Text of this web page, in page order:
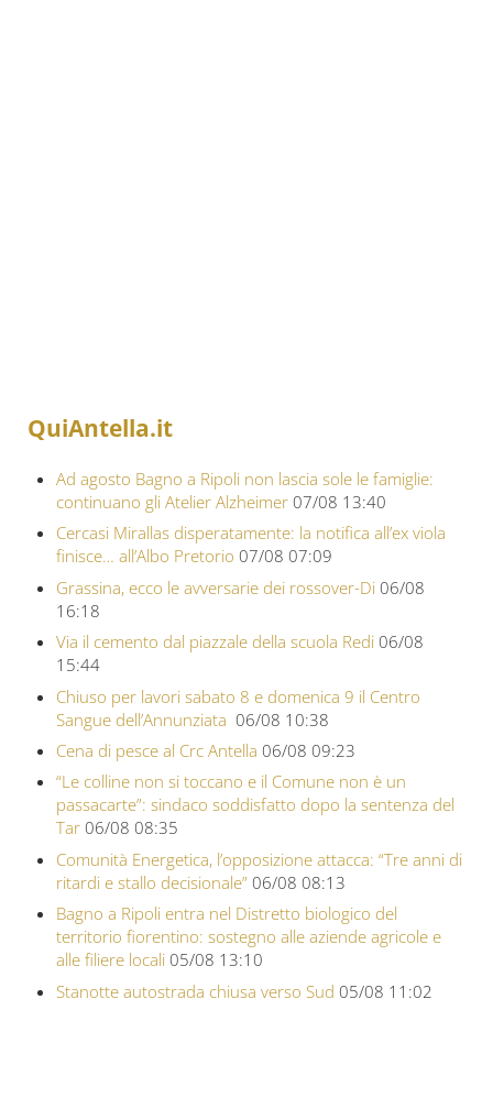
QuiAntella.it
Ad agosto Bagno a Ripoli non lascia sole le famiglie:
continuano gli Atelier Alzheimer 07/08 13:40
Cercasi Mirallas disperatamente: la notifica all’ex viola
finisce… all’Albo Pretorio 07/08 07:09
Grassina, ecco le avversarie dei rossover-Di 06/08
16:18
Via il cemento dal piazzale della scuola Redi 06/08
15:44
Chiuso per lavori sabato 8 e domenica 9 il Centro
Sangue dell’Annunziata 06/08 10:38
Cena di pesce al Crc Antella 06/08 09:23
“Le colline non si toccano e il Comune non è un
passacarte”: sindaco soddisfatto dopo la sentenza del
Tar 06/08 08:35
Comunità Energetica, l’opposizione attacca: “Tre anni di
ritardi e stallo decisionale” 06/08 08:13
Bagno a Ripoli entra nel Distretto biologico del
territorio fiorentino: sostegno alle aziende agricole e
alle filiere locali 05/08 13:10
Stanotte autostrada chiusa verso Sud 05/08 11:02